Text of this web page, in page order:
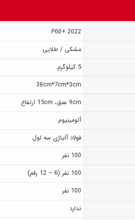
2022 +P60
مشکی / طلایی
5 کیلوگرم
38cm*7cm*3cm
9cm عمق، 15cm ارتفاع
آلومینیوم
فولاد آلیاژی سه لول
100 نفر
100 نفر (6 – 12 رقم)
100 نفر
ندارد